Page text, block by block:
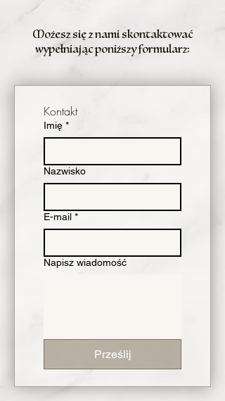
Możesz się z nami skontaktować
wypełniając poniższy formularz:
Kontakt
Imię *
Nazwisko
E-mail *
Napisz wiadomość
Prześlij